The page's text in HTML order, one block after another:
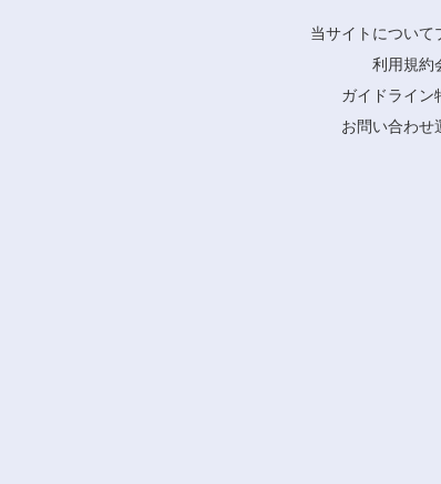
当サイトについて
利用規約
ガイドライン
お問い合わせ